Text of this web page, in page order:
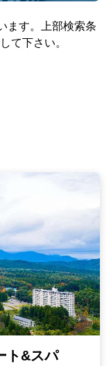
ます。上部検索条
て下さい。
ト&スパ